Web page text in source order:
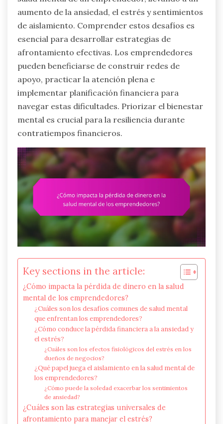
aumento de la ansiedad, el estrés y sentimientos
de aislamiento. Comprender estos desafíos es
esencial para desarrollar estrategias de
afrontamiento efectivas. Los emprendedores
pueden beneficiarse de construir redes de
apoyo, practicar la atención plena e
implementar planificación financiera para
navegar estas dificultades. Priorizar el bienestar
mental es crucial para la resiliencia durante
contratiempos financieros.
Key sections in the article:
¿Cómo impacta la pérdida de dinero en la salud
mental de los emprendedores?
¿Cuáles son los desafíos comunes de salud mental
que enfrentan los emprendedores?
¿Cómo conduce la pérdida financiera a la ansiedad y
el estrés?
¿Cuáles son los efectos fisiológicos del estrés en los
dueños de negocios?
¿Qué papel juega el aislamiento en la salud mental de
los emprendedores?
¿Cómo puede la soledad exacerbar los sentimientos
de ansiedad?
¿Cuáles son las estrategias universales de
afrontamiento para manejar el estrés?